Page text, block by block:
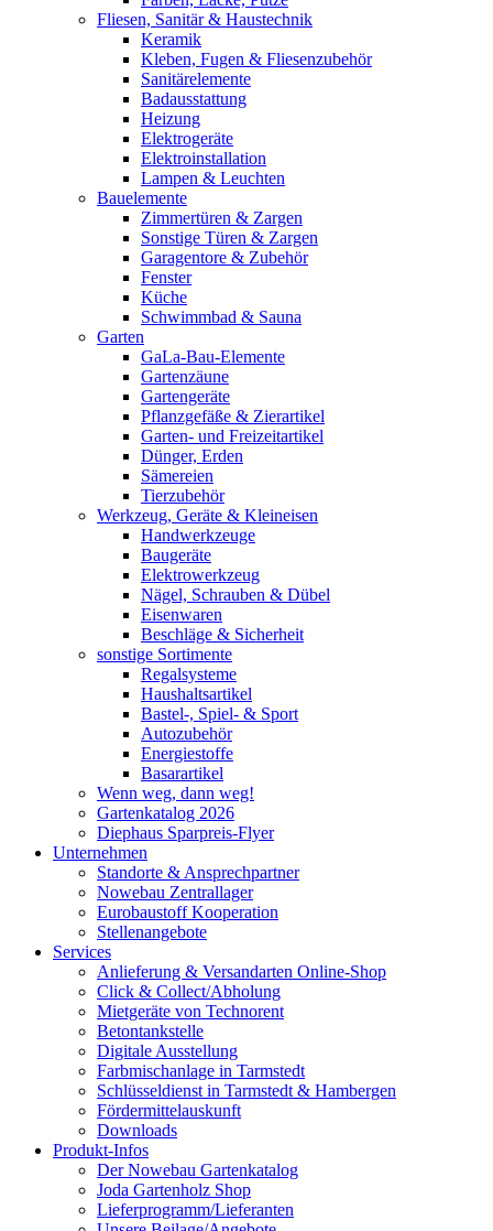
Fliesen, Sanitär & Haustechnik
Keramik
Kleben, Fugen & Fliesenzubehör
Sanitärelemente
Badausstattung
Heizung
Elektrogeräte
Elektroinstallation
Lampen & Leuchten
Bauelemente
Zimmertüren & Zargen
Sonstige Türen & Zargen
Garagentore & Zubehör
Fenster
Küche
Schwimmbad & Sauna
Garten
GaLa-Bau-Elemente
Gartenzäune
Gartengeräte
Pflanzgefäße & Zierartikel
Garten- und Freizeitartikel
Dünger, Erden
Sämereien
Tierzubehör
Werkzeug, Geräte & Kleineisen
Handwerkzeuge
Baugeräte
Elektrowerkzeug
Nägel, Schrauben & Dübel
Eisenwaren
Beschläge & Sicherheit
sonstige Sortimente
Regalsysteme
Haushaltsartikel
Bastel-, Spiel- & Sport
Autozubehör
Energiestoffe
Basarartikel
Wenn weg, dann weg!
Gartenkatalog 2026
Diephaus Sparpreis-Flyer
Unternehmen
Standorte & Ansprechpartner
Nowebau Zentrallager
Eurobaustoff Kooperation
Stellenangebote
Services
Anlieferung & Versandarten Online-Shop
Click & Collect/Abholung
Mietgeräte von Technorent
Betontankstelle
Digitale Ausstellung
Farbmischanlage in Tarmstedt
Schlüsseldienst in Tarmstedt & Hambergen
Fördermittelauskunft
Downloads
Produkt-Infos
Der Nowebau Gartenkatalog
Joda Gartenholz Shop
Lieferprogramm/Lieferanten